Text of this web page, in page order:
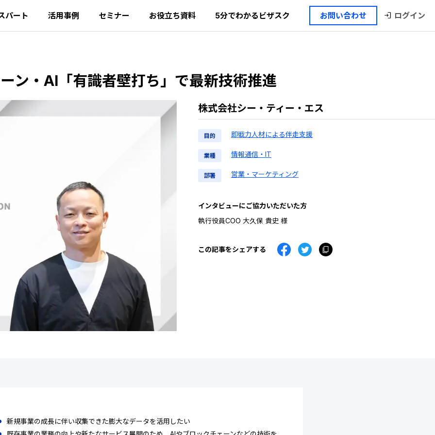
パート 活用事例 セミナー お役立ち資料 5分でわかるビザスク お問い合わせ ログイン
ン・AI「有識者壁打ち」で最新技術推進
株式会社シー・ティー・エス
目的 即戦力人材による伴走支援
業種 情報通信・IT
部署 営業・マーケティング
インタビューにご協力いただいた方
執行役員COO 大久保 貴史 様
この記事をシェアする
新規事業の成長に伴い収集できた膨大なデータを活用したい